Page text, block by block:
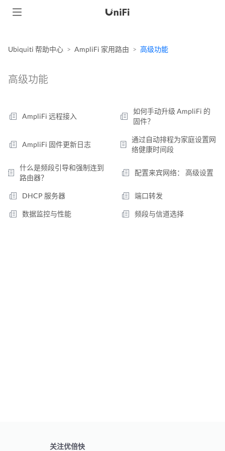
Ubiquiti 帮助中心 AmpliFi 家用路由 高级功能
高级功能
AmpliFi 远程接入
如何手动升级 AmpliFi 的
固件？
AmpliFi 固件更新日志
通过自动排程为家庭设置网
络健康时间段
什么是频段引导和强制连到
路由器？
配置来宾网络： 高级设置
DHCP 服务器 端口转发
数据监控与性能 频段与信道选择
关注优倍快